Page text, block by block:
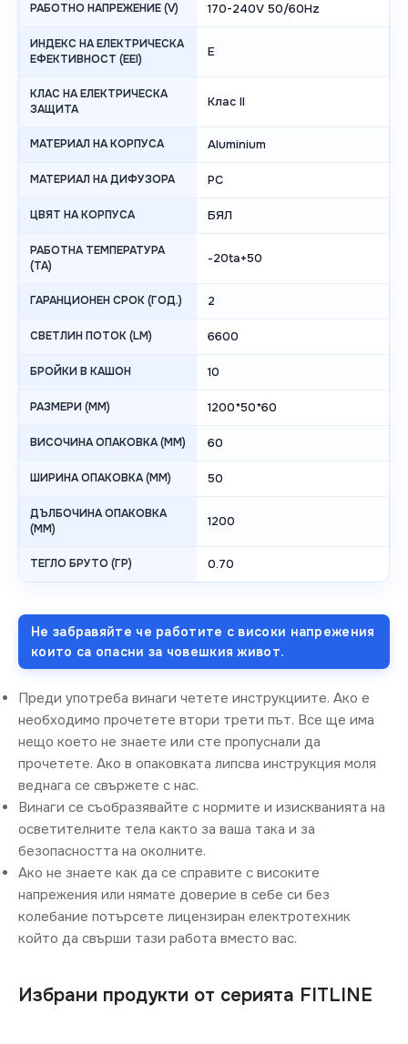
РАБОТНО НАПРЕЖЕНИЕ (V) 170-240V 50/60Hz
ИНДЕКС НА ЕЛЕКТРИЧЕСКА
ЕФЕКТИВНОСТ (EEI)
E
КЛАС НА ЕЛЕКТРИЧЕСКА
ЗАЩИТА
Клас II
МАТЕРИАЛ НА КОРПУСА Aluminium
МАТЕРИАЛ НА ДИФУЗОРА PC
ЦВЯТ НА КОРПУСА БЯЛ
РАБОТНА ТЕМПЕРАТУРА
(TA)
-20ta+50
ГАРАНЦИОНЕН СРОК (ГОД.) 2
СВЕТЛИН ПОТОК (LM) 6600
БРОЙКИ В КАШОН 10
РАЗМЕРИ (MM) 1200*50*60
ВИСОЧИНА ОПАКОВКА (MM) 60
ШИРИНА ОПАКОВКА (MM) 50
ДЪЛБОЧИНА ОПАКОВКА
(MM)
1200
ТЕГЛО БРУТО (ГР) 0.70
Не забравяйте че работите с високи напрежения
които са опасни за човешкия живот.
Преди употреба винаги четете инструкциите. Ако е
необходимо прочетете втори трети път. Все ще има
нещо което не знаете или сте пропуснали да
прочетете. Ако в опаковката липсва инструкция моля
веднага се свържете с нас.
Винаги се съобразявайте с нормите и изискванията на
осветителните тела както за ваша така и за
безопасността на околните.
Ако не знаете как да се справите с високите
напрежения или нямате доверие в себе си без
колебание потърсете лицензиран електротехник
който да свърши тази работа вместо вас.
Избрани продукти от серията FITLINE